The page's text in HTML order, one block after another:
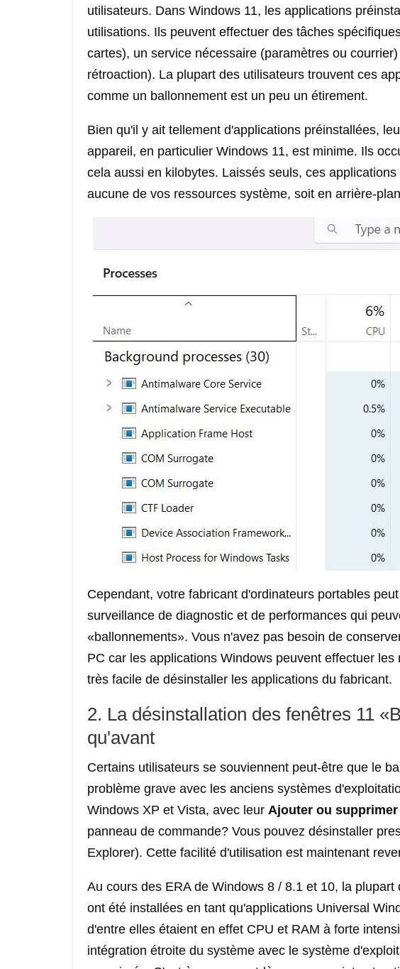
utilisateurs. Dans Windows 11, les applications
utilisations. Ils peuvent effectuer des tâches
cartes), un service nécessaire (paramètres ou
rétroaction). La plupart des utilisateurs trouvent ces
comme un ballonnement est un peu un étirement.
Bien qu'il y ait tellement d'applications préinstallées,
appareil, en particulier Windows 11, est minime. Ils
cela aussi en kilobytes. Laissés seuls, ces
aucune de vos ressources système, soit en arrière-
Cependant, votre fabricant d'ordinateurs portables
surveillance de diagnostic et de performances qui
«ballonnements». Vous n'avez pas besoin de
PC car les applications Windows peuvent effectuer
très facile de désinstaller les applications du fabricant.
2. La désinstallation des fenêtres 11
qu'avant
Certains utilisateurs se souviennent peut-être que le
problème grave avec les anciens systèmes
Windows XP et Vista, avec leur Ajouter ou
panneau de commande? Vous pouvez désinstaller
Explorer). Cette facilité d'utilisation est maintenant
Au cours des ERA de Windows 8 / 8.1 et 10, la
ont été installées en tant qu'applications Universal
d'entre elles étaient en effet CPU et RAM à forte
intégration étroite du système avec le système